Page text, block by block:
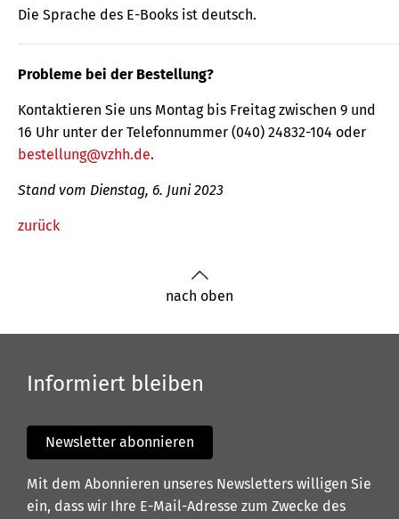
Die Sprache des E-Books ist deutsch.
Probleme bei der Bestellung?
Kontaktieren Sie uns Montag bis Freitag zwischen 9 und
16 Uhr unter der Telefonnummer (040) 24832-104 oder
bestellung@vzhh.de.
Stand vom Dienstag, 6. Juni 2023
zurück
nach oben
Informiert bleiben
Newsletter abonnieren
Mit dem Abonnieren unseres Newsletters willigen Sie
ein, dass wir Ihre E-Mail-Adresse zum Zwecke des